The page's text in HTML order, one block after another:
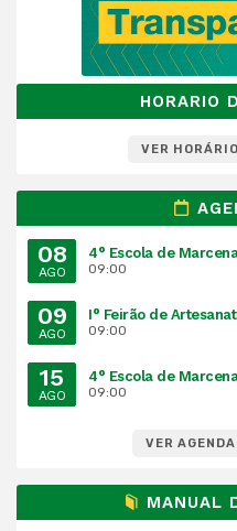
HORARIO
VER
08
AGO
4° Escola de
09:00
09
AGO
I° Feirão de
09:00
15
AGO
4° Escola de
09:00
VER
MANUAL